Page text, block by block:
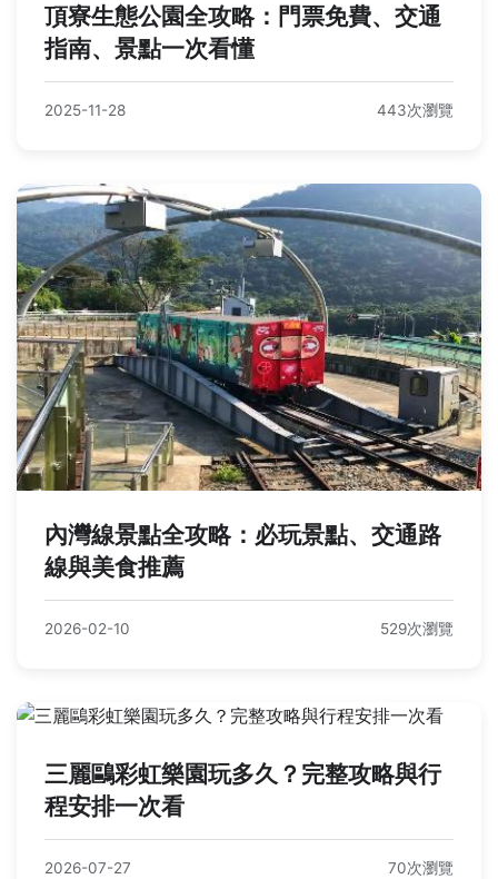
頂寮生態公園全攻略：門票免費、交通
指南、景點一次看懂
2025-11-28 443次瀏覽
內灣線景點全攻略：必玩景點、交通路
線與美食推薦
2026-02-10 529次瀏覽
三麗鷗彩虹樂園玩多久？完整攻略與行
程安排一次看
2026-07-27 70次瀏覽